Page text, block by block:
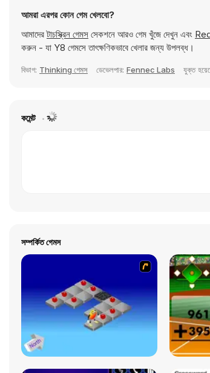
আমরা এরপর কোন গেম খেলবো?
আমাদেরটাচস্ক্রিন গেমস সেকশনে আরও গেম খুঁজে দেখুন এবং
করুন - যা Y8 গেমসে তাৎক্ষণিকভাবে খেলার জন্য উপলব্ধ।
বিভাগ: Thinking গেমস ডেভেলপার: Fennec Labs যুক্ত
কমেন্ট
সম্পর্কিত গেমস